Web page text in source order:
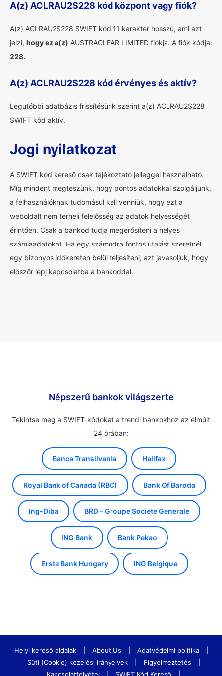
A(z) ACLRAU2S228 kód központ vagy fiók?
A(z) ACLRAU2S228 SWIFT kód 11 karakter hosszú, ami azt
jelzi, hogy ez a(z) AUSTRACLEAR LIMITED fiókja. A fiók kódja:
228.
A(z) ACLRAU2S228 kód érvényes és aktív?
Legutóbbi adatbázis frissítésünk szerint a(z) ACLRAU2S228
SWIFT kód aktív.
Jogi nyilatkozat
A SWIFT kód kereső csak tájékoztató jelleggel használható.
Míg mindent megteszünk, hogy pontos adatokkal szolgáljunk,
a felhasználóknak tudomásul kell venniük, hogy ezt a
weboldalt nem terheli felelősség az adatok helyességét
érintően. Csak a bankod tudja megerősíteni a helyes
számlaadatokat. Ha egy számodra fontos utalást szeretnél
egy bizonyos időkereten belül teljesíteni, azt javasoljuk, hogy
először lépj kapcsolatba a bankoddal.
Népszerű bankok világszerte
Tekintse meg a SWIFT-kódokat a trendi bankokhoz az elmúlt
24 órában:
Banca Transilvania Halifax
Royal Bank of Canada (RBC) Bank Of Baroda
Ing-Diba BRD - Groupe Societe Generale
ING Bank Bank Pekao
Erste Bank Hungary ING Belgique
Helyi kereső oldalak About Us Adatvédelmi politika
Süti (Cookie) kezelési irányelvek
Figyelmeztetés
Kapcsolatfelvétel
SWIFT Kód Kereső